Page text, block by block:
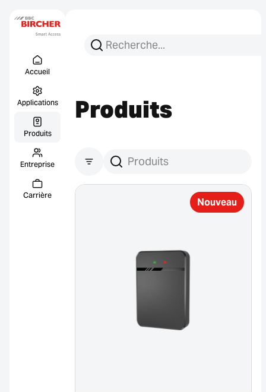
Accueil
Applications
Produits
Entreprise
Carrière
Recherchez :
Recherche
Produits
Produits suchen
Nouveau